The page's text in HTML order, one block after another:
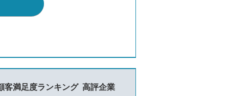
客満足度ランキング 高評企業